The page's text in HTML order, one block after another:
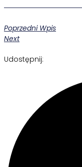
Poprzedni Wpis
Next
Udostępnij: